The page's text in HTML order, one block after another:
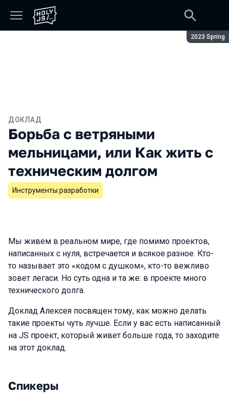
Сезон:
2023 Spring
ДОКЛАД
Борьба с ветряными
мельницами, или Как жить с
техническим долгом
Инструменты разработки
Мы живем в реальном мире, где помимо проектов,
написанных с нуля, встречается и всякое разное. Кто-
то называет это «кодом с душком», кто-то вежливо
зовет легаси. Но суть одна и та же: в проекте много
технического долга.
Доклад Алексея посвящен тому, как можно делать
такие проекты чуть лучше. Если у вас есть написанный
на JS проект, который живет больше года, то заходите
на этот доклад.
Спикеры